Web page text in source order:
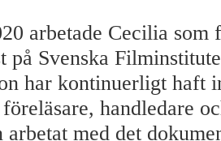
arbetade Cecilia som
Svenska
har kontinuerligt haft
handledare
med det